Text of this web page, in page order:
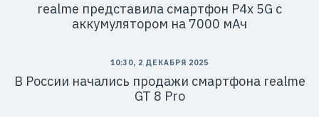
realme представила смартфон P4x 5G с
аккумулятором на 7000 мАч
10:30, 2 ДЕКАБРЯ 2025
В России начались продажи смартфона realme
GT 8 Pro